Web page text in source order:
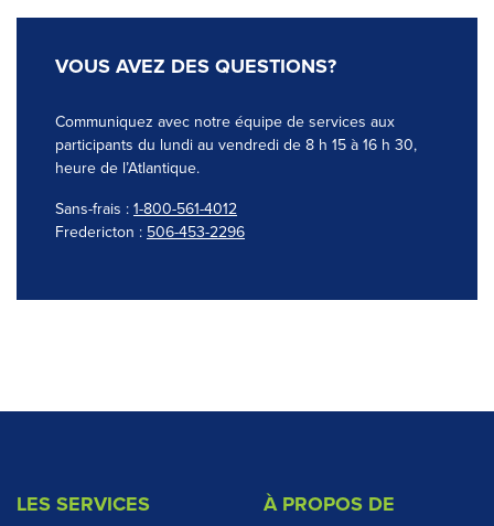
VOUS AVEZ DES QUESTIONS?
Communiquez avec notre équipe de services aux
participants du lundi au vendredi de 8 h 15 à 16 h 30,
heure de l’Atlantique.
Sans-frais : 1-800-561-4012
Fredericton : 506-453-2296
LES SERVICES À PROPOS DE